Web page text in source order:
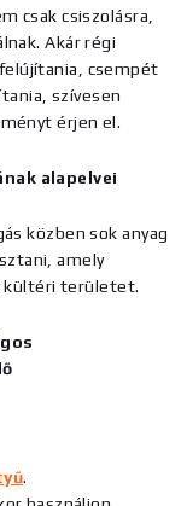
csak csiszolásra,
Akár régi
csempét
szívesen
érjen el.
alapelvei
közben sok anyag
amely
kültéri területet.
.